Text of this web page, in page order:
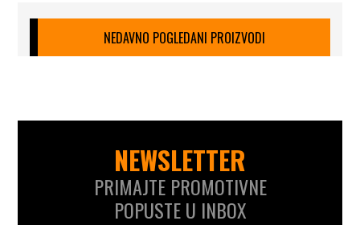
NEDAVNO POGLEDANI PROIZVODI
NEWSLETTER
PRIMAJTE PROMOTIVNE
POPUSTE U INBOX